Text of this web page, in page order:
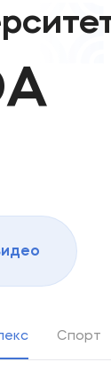
Спорт